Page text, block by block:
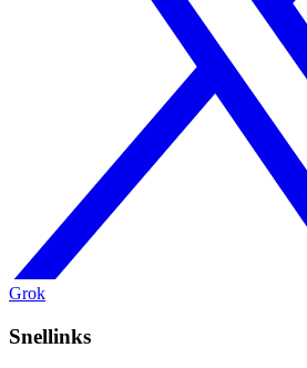
Grok
Snellinks